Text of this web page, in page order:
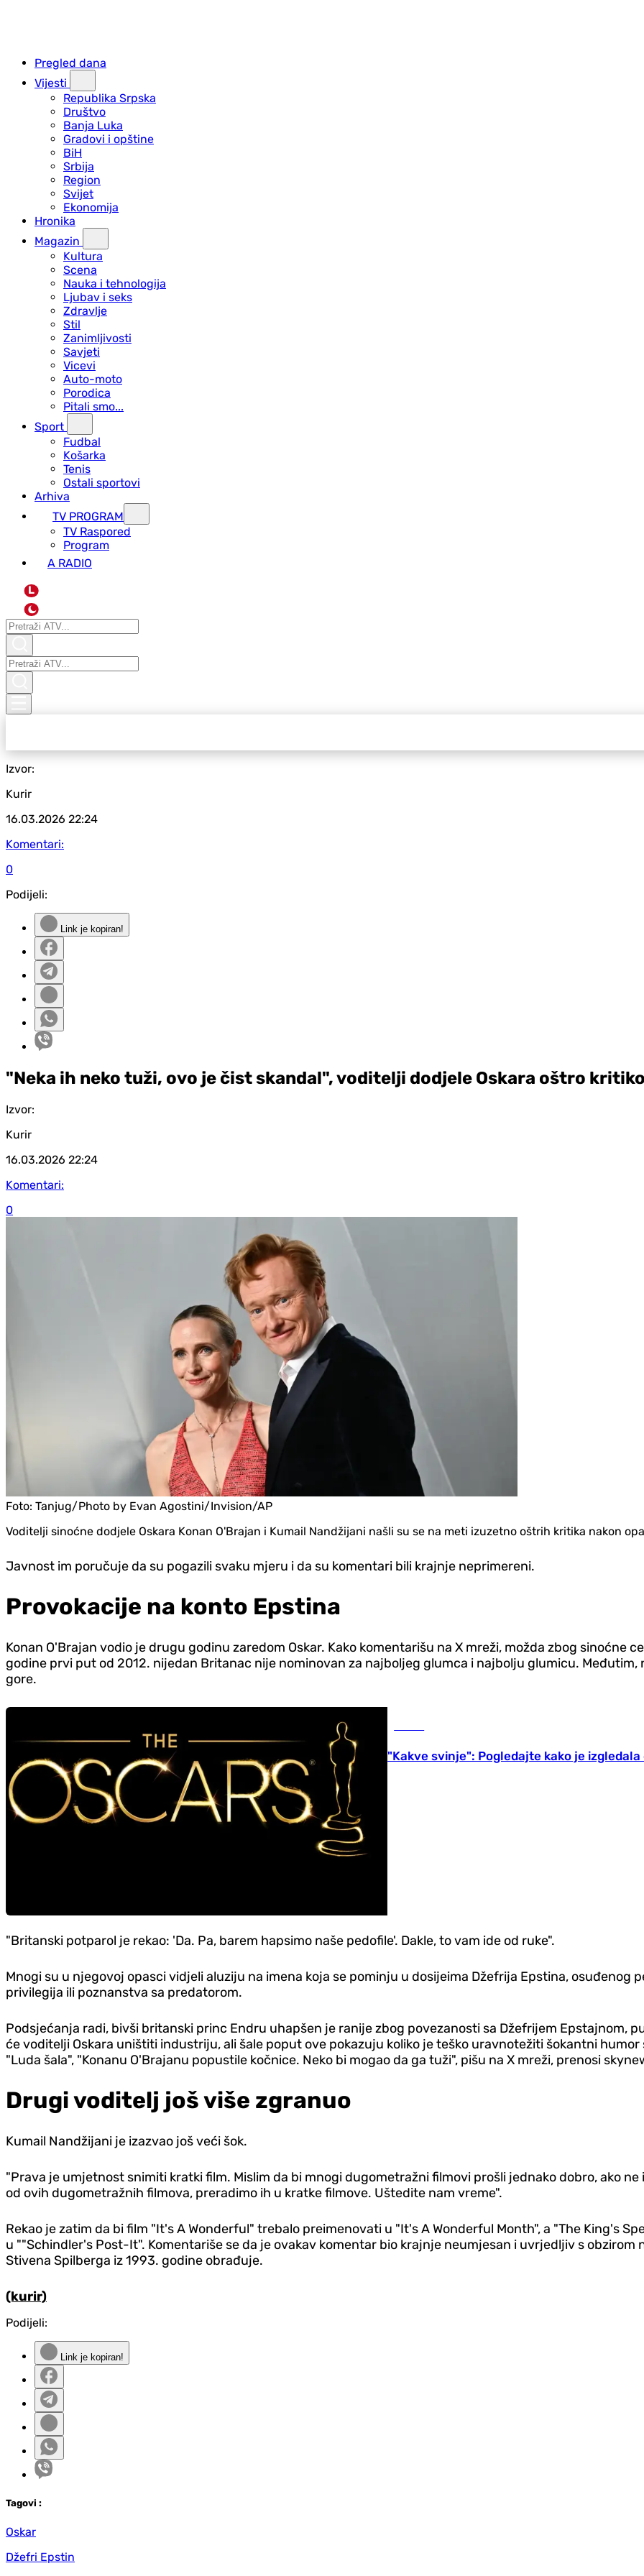
Pregled dana
Vijesti
Republika Srpska
Društvo
Banja Luka
Gradovi i opštine
BiH
Srbija
Region
Svijet
Ekonomija
Hronika
Magazin
Kultura
Scena
Nauka i tehnologija
Ljubav i seks
Zdravlje
Stil
Zanimljivosti
Savjeti
Vicevi
Auto-moto
Porodica
Pitali smo...
Sport
Fudbal
Košarka
Tenis
Ostali sportovi
Arhiva
TV PROGRAM
ТV Raspored
Program
A RADIO
L
Izvor:
Kurir
16.03.2026 22:24
Komentari:
0
Podijeli:
Link je kopiran!
"Neka ih neko tuži, ovo je čist skandal", voditelji dodjele Oskara oštro
Izvor:
Kurir
16.03.2026 22:24
Komentari:
0
Foto: Tanjug/Photo by Evan Agostini/Invision/AP
Voditelji sinoćne dodjele Oskara Konan O'Brajan i Kumail Nandžijani našli su se na meti izuzetno oštrih kritika nakon
Javnost im poručuje da su pogazili svaku mjeru i da su komentari bili krajnje neprimereni.
Provokacije na konto Epstina
Konan O'Brajan vodio je drugu godinu zaredom Oskar. Kako komentarišu na X mreži, možda zbog sinoćne
godine prvi put od 2012. nijedan Britanac nije nominovan za najboljeg glumca i najbolju glumicu.
gore.
"Kakve svinje": Pogledajte kako je
"Britanski potparol je rekao: 'Da. Pa, barem hapsimo naše pedofile'. Dakle, to vam ide od ruke".
Mnogi su u njegovoj opasci vidjeli aluziju na imena koja se pominju u dosijeima Džefrija Epstina, osuđenog
privilegija ili poznanstva sa predatorom.
Podsjećanja radi, bivši britanski princ Endru uhapšen je ranije zbog povezanosti sa Džefrijem Epstajnom,
će voditelji Oskara uništiti industriju, ali šale poput ove pokazuju koliko je teško uravnotežiti šokantni
"Luda šala", "Konanu O'Brajanu popustile kočnice. Neko bi mogao da ga tuži", pišu na X mreži, prenosi
Drugi voditelj još više zgranuo
Kumail Nandžijani je izazvao još veći šok.
"Prava je umjetnost snimiti kratki film. Mislim da bi mnogi dugometražni filmovi prošli jednako dobro, ako ne
od ovih dugometražnih filmova, preradimo ih u kratke filmove. Uštedite nam vreme".
Rekao je zatim da bi film "It's A Wonderful" trebalo preimenovati u "It's A Wonderful Month", a "The King's
u ""Schindler's Post-It". Komentariše se da je ovakav komentar bio krajnje neumjesan i uvrjedljiv s
Stivena Spilberga iz 1993. godine obrađuje.
(kurir)
Podijeli:
Link je kopiran!
Tagovi :
Oskar
Džefri Epstin